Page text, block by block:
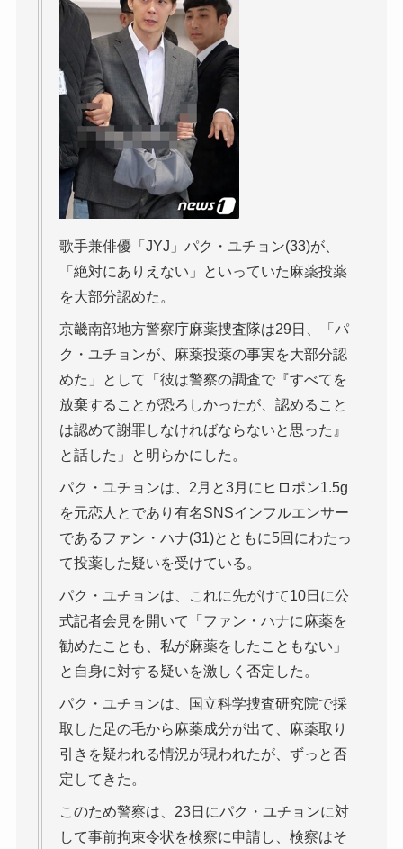
歌手兼俳優「JYJ」パク・ユチョン(33)が、
「絶対にありえない」といっていた麻薬投薬
を大部分認めた。
京畿南部地方警察庁麻薬捜査隊は29日、「パ
ク・ユチョンが、麻薬投薬の事実を大部分認
めた」として「彼は警察の調査で『すべてを
放棄することが恐ろしかったが、認めること
は認めて謝罪しなければならないと思った』
と話した」と明らかにした。
パク・ユチョンは、2月と3月にヒロポン1.5g
を元恋人とであり有名SNSインフルエンサー
であるファン・ハナ(31)とともに5回にわたっ
て投薬した疑いを受けている。
パク・ユチョンは、これに先がけて10日に公
式記者会見を開いて「ファン・ハナに麻薬を
勧めたことも、私が麻薬をしたこともない」
と自身に対する疑いを激しく否定した。
パク・ユチョンは、国立科学捜査研究院で採
取した足の毛から麻薬成分が出て、麻薬取り
引きを疑われる情況が現われたが、ずっと否
定してきた。
このため警察は、23日にパク・ユチョンに対
して事前拘束令状を検察に申請し、検察はそ